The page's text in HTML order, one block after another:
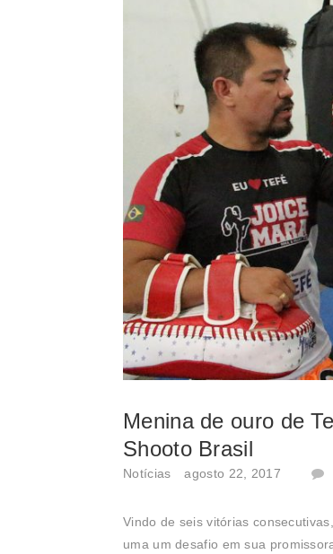
Menina de ouro de
Shooto Brasil
Notícias agosto 22, 2017
Vindo de seis vitórias
uma um desafio em sua